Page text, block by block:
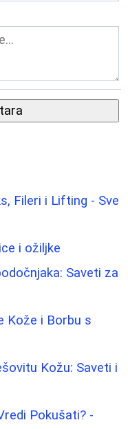
Fileri i Lifting - Sve
i ožiljke
Saveti za
Kože i Borbu s
Kožu: Saveti i
Pokušati? -